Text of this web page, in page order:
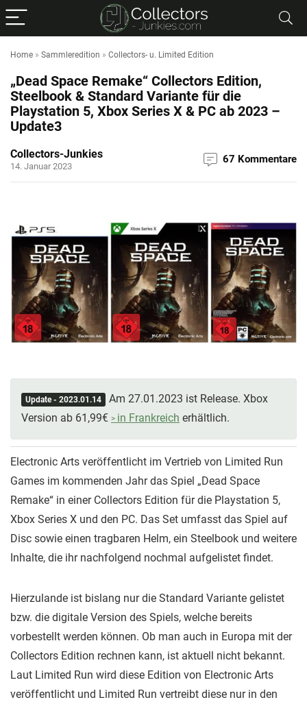
Home » Sammleredition » Collectors- u. Limited Edition
„Dead Space Remake“ Collectors Edition,
Steelbook & Standard Variante für die
Playstation 5, Xbox Series X & PC ab 2023 –
Update3
Collectors-Junkies
14. Januar 2023
67 Kommentare
Update - 2023.01.14
Am 27.01.2023 ist Release. Xbox
Version ab 61,99€
in Frankreich erhältlich.
Electronic Arts veröffentlicht im Vertrieb von Limited Run
Games im kommenden Jahr das Spiel „Dead Space
Remake“ in einer Collectors Edition für die Playstation 5,
Xbox Series X und den PC. Das Set umfasst das Spiel auf
Disc sowie einen tragbaren Helm, ein Steelbook und weitere
Inhalte, die ihr nachfolgend nochmal aufgelistet findet.
Hierzulande ist bislang nur die Standard Variante gelistet
bzw. die digitale Version des Spiels, welche bereits
vorbestellt werden können. Ob man auch in Europa mit der
Collectors Edition rechnen kann, ist aktuell nicht bekannt.
Laut Limited Run wird diese Edition von Electronic Arts
veröffentlicht und Limited Run vertreibt diese nur in den